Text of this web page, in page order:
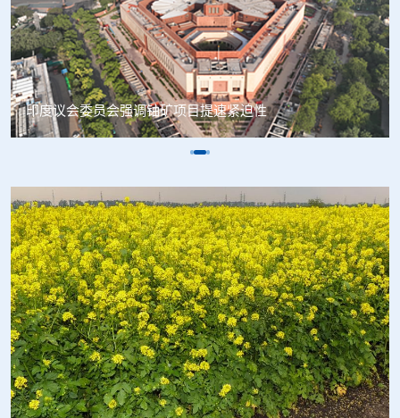
中核辐智正式设立 中国同辐持股90%打通核医疗全产业链